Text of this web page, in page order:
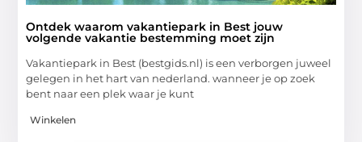
Ontdek waarom vakantiepark in Best jouw
volgende vakantie bestemming moet zijn
Vakantiepark in Best (bestgids.nl) is een verborgen juweel
gelegen in het hart van nederland. wanneer je op zoek
bent naar een plek waar je kunt
Winkelen